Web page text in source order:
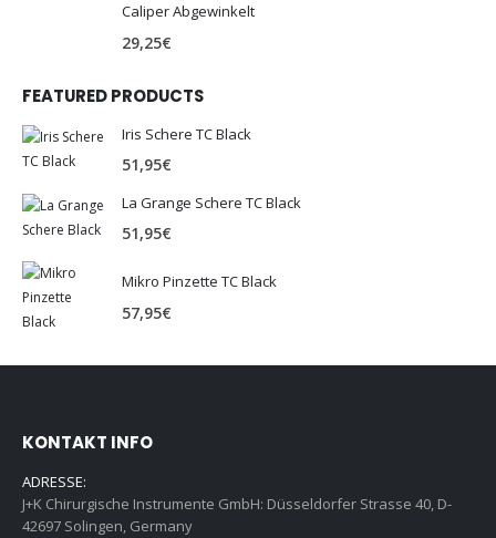
Caliper Abgewinkelt
29,25€
FEATURED PRODUCTS
Iris Schere TC Black
51,95€
La Grange Schere TC Black
51,95€
Mikro Pinzette TC Black
57,95€
KONTAKT INFO
ADRESSE:
J+K Chirurgische Instrumente GmbH: Düsseldorfer Strasse 40, D-
42697 Solingen, Germany